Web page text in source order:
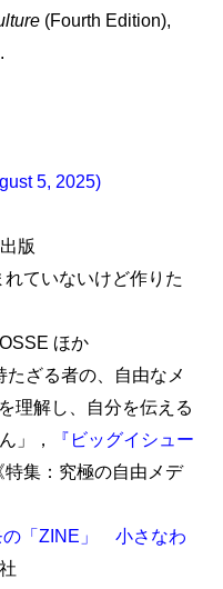
(Fourth Edition),
5, 2025)
版
ていないけど作りた
ほか
ざる者の、自由なメ
理解し、自分を伝える
」，
『ビッグイシュー
特集：究極の自由メデ
の「ZINE」 小さなわ